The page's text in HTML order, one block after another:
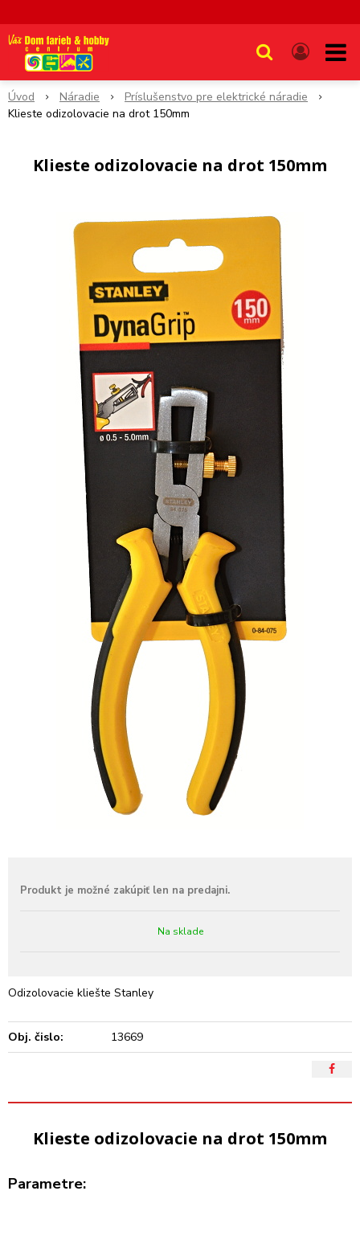
Úvod Náradie
Príslušenstvo pre elektrické náradie
Klieste odizolovacie na drot 150mm
Klieste odizolovacie na drot 150mm
Na sklade
Odizolovacie kliešte Stanley
Obj. čislo: 13669
Klieste odizolovacie na drot 150mm
Parametre: